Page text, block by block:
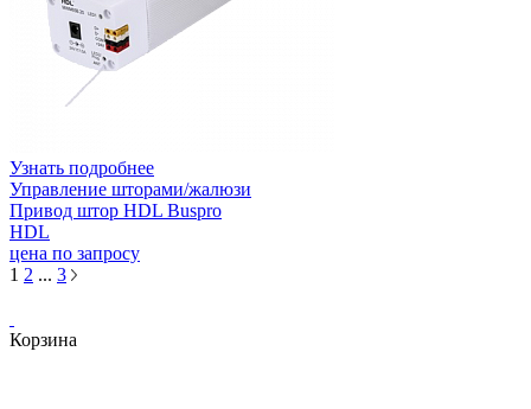
Узнать подробнее
Управление шторами/жалюзи
Привод штор HDL Buspro
HDL
цена по запросу
1 2 ... 3
Корзина